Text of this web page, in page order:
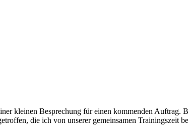
kleinen Besprechung für einen kommenden
die ich von unserer gemeinsamen Trainingszeit